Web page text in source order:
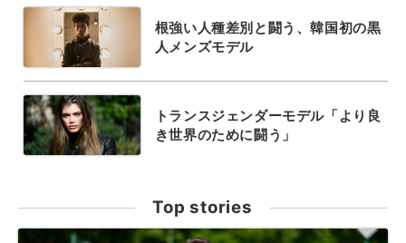
根強い人種差別と闘う、韓国初の黒
人メンズモデル
トランスジェンダーモデル「より良
き世界のために闘う」
Top stories